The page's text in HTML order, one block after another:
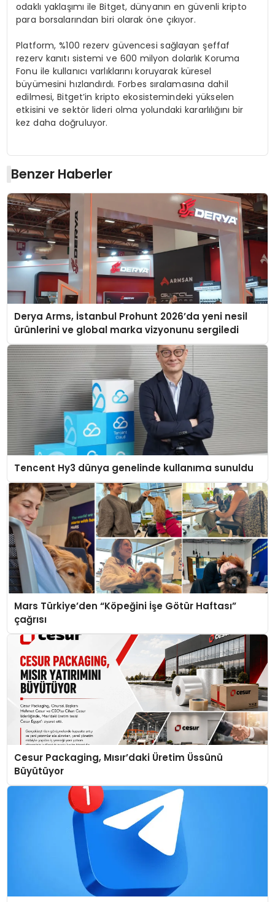
odaklı yaklaşımı ile Bitget, dünyanın en güvenli kripto
para borsalarından biri olarak öne çıkıyor.
Platform, %100 rezerv güvencesi sağlayan şeffaf
rezerv kanıtı sistemi ve 600 milyon dolarlık Koruma
Fonu ile kullanıcı varlıklarını koruyarak küresel
büyümesini hızlandırdı. Forbes sıralamasına dahil
edilmesi, Bitget’in kripto ekosistemindeki yükselen
etkisini ve sektör lideri olma yolundaki kararlılığını bir
kez daha doğruluyor.
Benzer Haberler
Derya Arms, İstanbul Prohunt 2026’da yeni nesil
ürünlerini ve global marka vizyonunu sergiledi
Tencent Hy3 dünya genelinde kullanıma sunuldu
Mars Türkiye’den “Köpeğini İşe Götür Haftası”
çağrısı
Cesur Packaging, Mısır’daki Üretim Üssünü
Büyütüyor